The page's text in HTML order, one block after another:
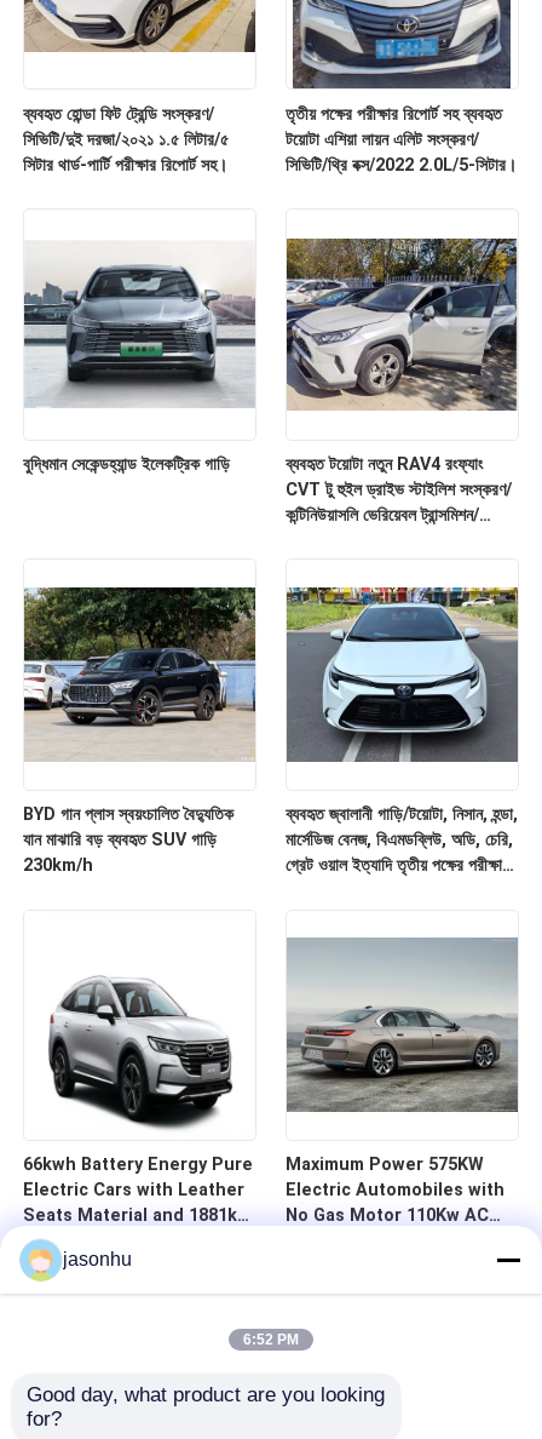
ব্যবহৃত হোন্ডা ফিট ট্রেন্ডি সংস্করণ/
সিভিটি/দুই দরজা/২০২১ ১.৫ লিটার/৫
সিটার থার্ড-পার্টি পরীক্ষার রিপোর্ট সহ।
তৃতীয় পক্ষের পরীক্ষার রিপোর্ট সহ ব্যবহৃত
টয়োটা এশিয়া লায়ন এলিট সংস্করণ/
সিভিটি/থ্রি বক্স/2022 2.0L/5-সিটার।
বুদ্ধিমান সেকেন্ডহ্যান্ড ইলেকট্রিক গাড়ি
ব্যবহৃত টয়োটা নতুন RAV4 র‍ংফ্যাং
CVT টু হুইল ড্রাইভ স্টাইলিশ সংস্করণ/
কন্টিনিউয়াসলি ভেরিয়েবল ট্রান্সমিশন/
BYD গান প্লাস স্বয়ংচালিত বৈদ্যুতিক
যান মাঝারি বড় ব্যবহৃত SUV গাড়ি
230km/h
ব্যবহৃত জ্বালানী গাড়ি/টয়োটা, নিসান, হন্ডা,
মার্সেডিজ বেনজ, বিএমডব্লিউ, অডি, চেরি,
গ্রেট ওয়াল ইত্যাদি তৃতীয় পক্ষের পরীক্ষার
66kwh Battery Energy Pure
Electric Cars with Leather
Seats Material and 1881kg
Kerb Weight
Maximum Power 575KW
Electric Automobiles with
No Gas Motor 110Kw AC
jasonhu
6:52 PM
Good day, what product are you looking
for?